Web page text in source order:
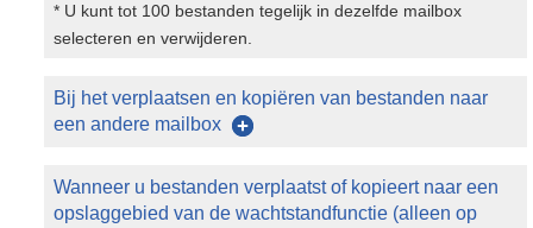
* U kunt tot 100 bestanden tegelijk in dezelfde mailbox
selecteren en verwijderen.
Bij het verplaatsen en kopiëren van bestanden naar
een andere mailbox
Wanneer u bestanden verplaatst of kopieert naar een
opslaggebied van de wachtstandfunctie (alleen op